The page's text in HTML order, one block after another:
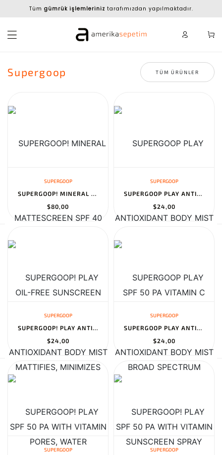
Tüm gümrük işlemleriniz tarafımızdan yapılmaktadır.
Supergoop TÜM ÜRÜNLER
SUPERGOOP
SUPERGOOP! MINERAL MATTESCREEN SPF 40 OIL-FREE SUNSCREEN MATTIFIE...
$80,00
SUPERGOOP
SUPERGOOP PLAY ANTIOXIDANT BODY MIST SPF 50 PA VITAMIN C BROAD SP...
$24,00
SUPERGOOP
SUPERGOOP! PLAY ANTIOXIDANT BODY MIST SPF 50 PA WITH VITAMIN C, W...
$24,00
SUPERGOOP
SUPERGOOP PLAY ANTIOXIDANT BODY MIST SPF 50 PA WITH VITAMIN C, SU...
$24,00
SUPERGOOP SUPERGOOP